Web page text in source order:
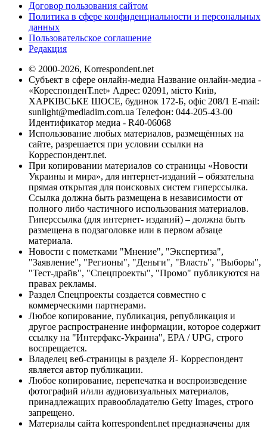
Договор пользования сайтом
Политика в сфере конфиденциальности и персональных
данных
Пользовательское соглашение
Редакция
© 2000-2026, Korrespondent.net
Субъект в сфере онлайн-медиа Название онлайн-медиа -
«КореспонденТ.net» Адрес: 02091, місто Київ,
ХАРКІВСЬКЕ ШОСЕ, будинок 172-Б, офіс 208/1 E-mail:
sunlight@mediadim.com.ua Телефон: 044-205-43-00
Идентификатор медиа - R40-06068
Использование любых материалов, размещённых на
сайте, разрешается при условии ссылки на
Корреспондент.net.
При копировании материалов со страницы «Новости
Украины и мира», для интернет-изданий – обязательна
прямая открытая для поисковых систем гиперссылка.
Ссылка должна быть размещена в независимости от
полного либо частичного использования материалов.
Гиперссылка (для интернет- изданий) – должна быть
размещена в подзаголовке или в первом абзаце
материала.
Новости с пометками "Мнение", "Экспертиза",
"Заявление", "Регионы", "Деньги", "Власть", "Выборы",
"Тест-драйв", "Спецпроекты", "Промо" публикуются на
правах рекламы.
Раздел Спецпроекты создается совместно с
коммерческими партнерами.
Любое копирование, публикация, републикация и
другое распространение информации, которое содержит
ссылку на "Интерфакс-Украина", EPA / UPG, строго
воспрещается.
Владелец веб-страницы в разделе Я- Корреспондент
является автор публикации.
Любое копирование, перепечатка и воспроизведение
фотографий и/или аудиовизуальных материалов,
принадлежащих правообладателю Getty Images, строго
запрещено.
Материалы сайта korrespondent.net предназначены для